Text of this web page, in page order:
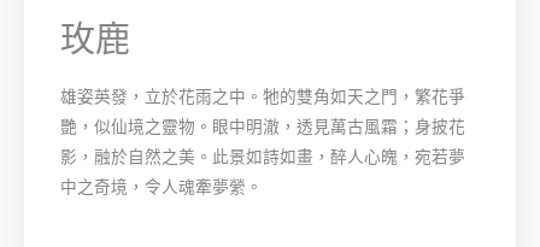
玫鹿
雄姿英發，立於花雨之中。牠的雙角如天之門，繁花爭
艷，似仙境之靈物。眼中明澈，透見萬古風霜；身披花
影，融於自然之美。此景如詩如畫，醉人心魄，宛若夢
中之奇境，令人魂牽夢縈。